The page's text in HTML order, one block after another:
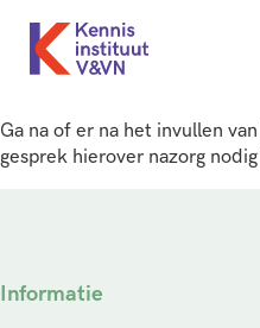
Ga na of er na het invullen
gesprek hierover nazorg
Informatie